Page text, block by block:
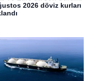
2026 döviz kurları